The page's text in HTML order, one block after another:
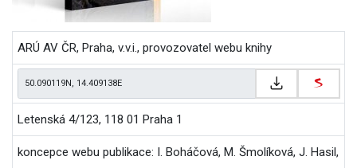
ARÚ AV ČR, Praha, v.v.i., provozovatel webu knihy
Letenská 4/123, 118 01 Praha 1
koncepce webu publikace: I. Boháčová, M. Šmolíková, J. Hasil,